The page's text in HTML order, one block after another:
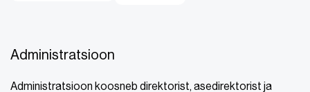
Administratsioon
Administratsioon koosneb direktorist, asedirektorist ja